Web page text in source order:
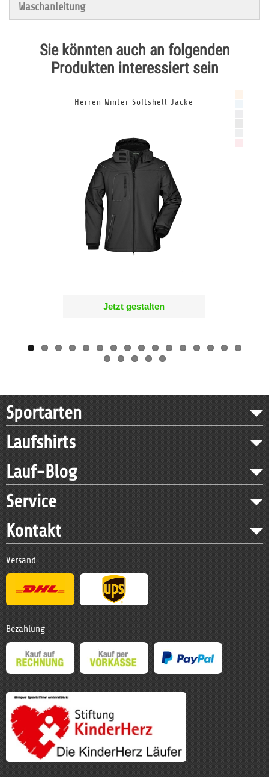
Waschanleitung
Sie könnten auch an folgenden
Produkten interessiert sein
Herren Winter Softshell Jacke
Jetzt gestalten
Sportarten
Laufshirts
Lauf-Blog
Service
Kontakt
Versand
Bezahlung